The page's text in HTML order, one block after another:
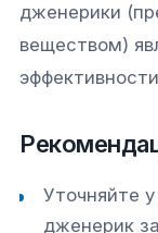
дженерики
веществом)
Уточняйте
дженерик